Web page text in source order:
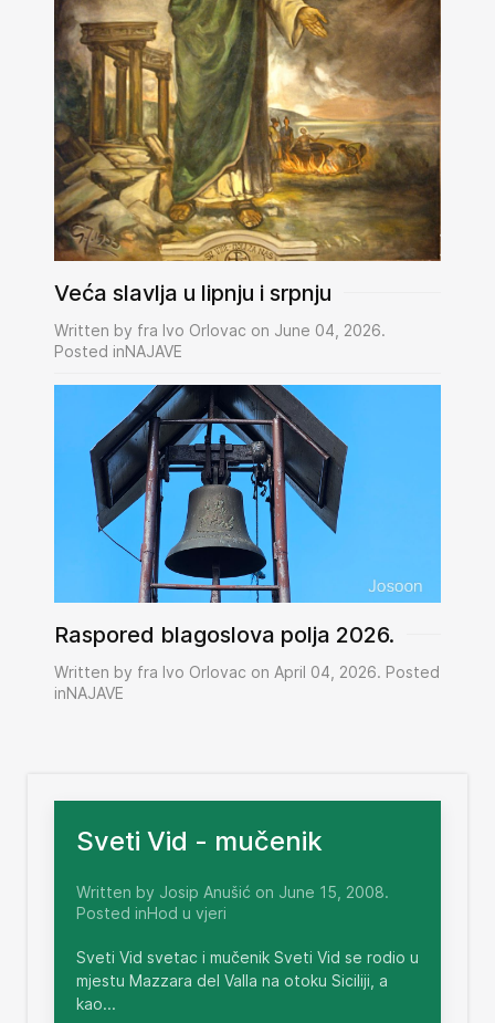
Veća slavlja u lipnju i srpnju
Written by fra Ivo Orlovac on June 04, 2026.
Posted inNAJAVE
Raspored blagoslova polja 2026.
Written by fra Ivo Orlovac on April 04, 2026. Posted
inNAJAVE
Sveti Vid - mučenik
Written by Josip Anušić on June 15, 2008.
Posted inHod u vjeri
Sveti Vid svetac i mučenik Sveti Vid se rodio u
mjestu Mazzara del Valla na otoku Siciliji, a
kao...